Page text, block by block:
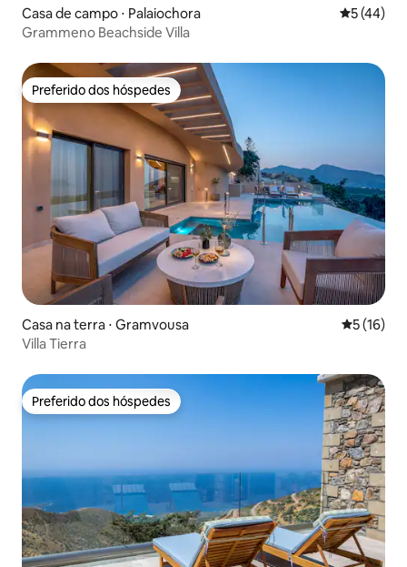
Casa de campo ⋅ Palaiochora 5 de uma
5 (44)
Grammeno Beachside Villa
Preferido dos hóspedes
Preferido dos hóspedes
Casa na terra ⋅ Gramvousa 5 de uma
5 (16)
Villa Tierra
Preferido dos hóspedes
Preferido dos hóspedes